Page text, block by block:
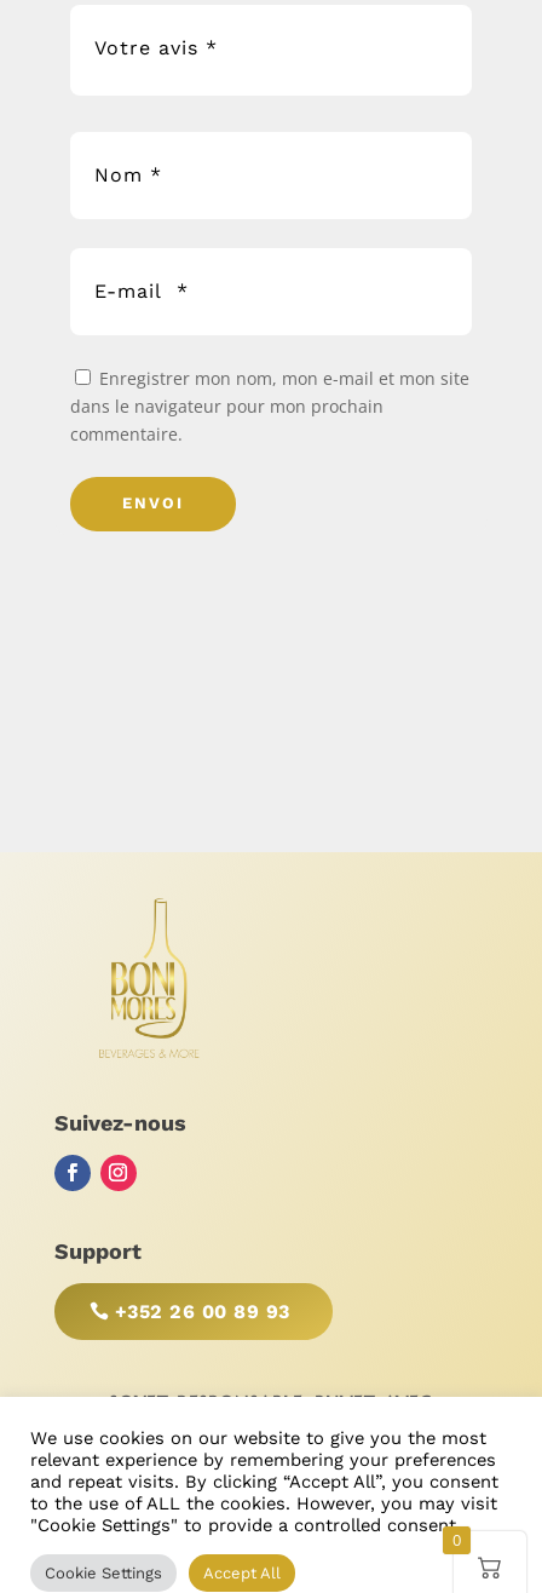
Enregistrer mon nom, mon e-mail et mon site
dans le navigateur pour mon prochain
commentaire.
ENVOI
Suivez-nous
Support
+352 26 00 89 93
SOYEZ RESPONSABLE, BUVEZ AVEC
MODÉRATION!
© Bonimores, tous droits réservés 2025
We use cookies on our website to give you the most
relevant experience by remembering your preferences
and repeat visits. By clicking “Accept All”, you consent
to the use of ALL the cookies. However, you may visit
"Cookie Settings" to provide a controlled consent.
Cookie Settings Accept All
0